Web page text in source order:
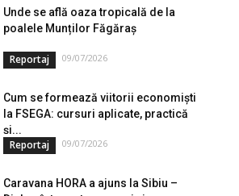
Unde se află oaza tropicală de la
poalele Munților Făgăraș
Reportaj 09/07/2026
Cum se formează viitorii economiști
la FSEGA: cursuri aplicate, practică
și...
Reportaj 09/07/2026
Caravana HORA a ajuns la Sibiu –